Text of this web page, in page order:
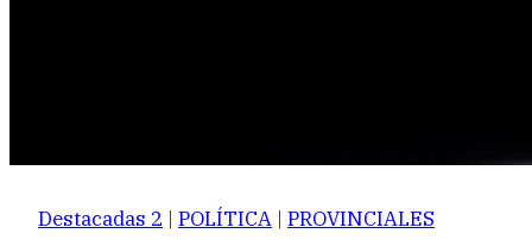
Destacadas 2 | POLÍTICA | PROVINCIALES